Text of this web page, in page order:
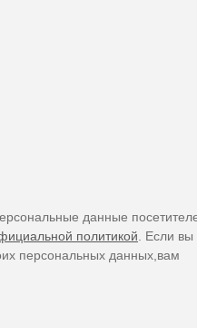
данные
политикой. Если вы
персональных данных,вам